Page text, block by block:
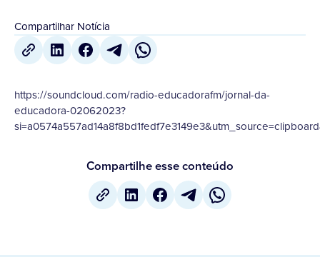
Compartilhar Notícia
https://soundcloud.com/radio-educadorafm/jornal-da-
educadora-02062023?
Compartilhe esse conteúdo